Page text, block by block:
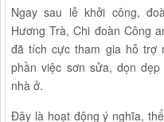
Ngay sau lễ khởi công,
Hương Trà, Chi đoàn Công
đã tích cực tham gia hỗ trợ
phần việc sơn sửa, dọn
nhà ở.
Đây là hoạt động ý nghĩa,